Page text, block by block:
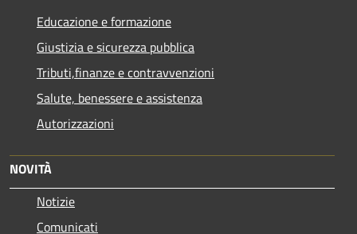
Educazione e formazione
Giustizia e sicurezza pubblica
Tributi,finanze e contravvenzioni
Salute, benessere e assistenza
Autorizzazioni
NOVITÀ
Notizie
Comunicati